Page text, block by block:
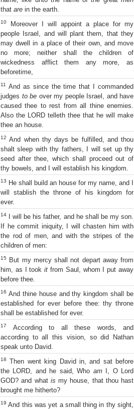
that are in the earth.
10
Moreover I will appoint a place for my
people Israel, and will plant them, that they
may dwell in a place of their own, and move
no more; neither shall the children of
wickedness afflict them any more, as
beforetime,
11
And as since the time that I commanded
judges to be over my people Israel, and have
caused thee to rest from all thine enemies.
Also the LORD telleth thee that he will make
thee an house.
12 And when thy days be fulfilled, and thou
shalt sleep with thy fathers, I will set up thy
seed after thee, which shall proceed out of
thy bowels, and I will establish his kingdom.
13
He shall build an house for my name, and I
will stablish the throne of his kingdom for
ever.
14
I will be his father, and he shall be my son.
If he commit iniquity, I will chasten him with
the rod of men, and with the stripes of the
children of men:
15
But my mercy shall not depart away from
him, as I tookit from Saul, whom I put away
before thee.
16 And thine house and thy kingdom shall be
established for ever before thee: thy throne
shall be established for ever.
17
According to all these words, and
according to all this vision, so did Nathan
speak unto David.
18
Then went king David in, and sat before
the LORD, and he said, Who amI, O Lord
GOD? and what is my house, that thou hast
brought me hitherto?
19 And this was yet a small thing in thy sight,